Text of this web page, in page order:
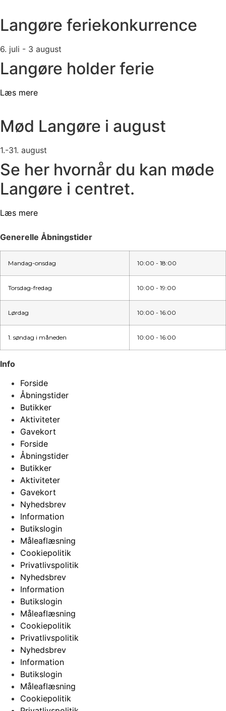
Langøre feriekonkurrence
6. juli - 3 august
Langøre holder ferie
Læs mere
Mød Langøre i august
1.-31. august
Se her hvornår du kan møde
Langøre i centret.
Læs mere
Generelle Åbningstider
Mandag-onsdag 10:00 - 18:00
Torsdag-fredag 10:00 - 19:00
Lørdag 10:00 - 16:00
1. søndag i måneden 10:00 - 16:00
Info
Forside
Åbningstider
Butikker
Aktiviteter
Gavekort
Forside
Åbningstider
Butikker
Aktiviteter
Gavekort
Nyhedsbrev
Information
Butikslogin
Måleaflæsning
Cookiepolitik
Privatlivspolitik
Nyhedsbrev
Information
Butikslogin
Måleaflæsning
Cookiepolitik
Privatlivspolitik
Nyhedsbrev
Information
Butikslogin
Måleaflæsning
Cookiepolitik